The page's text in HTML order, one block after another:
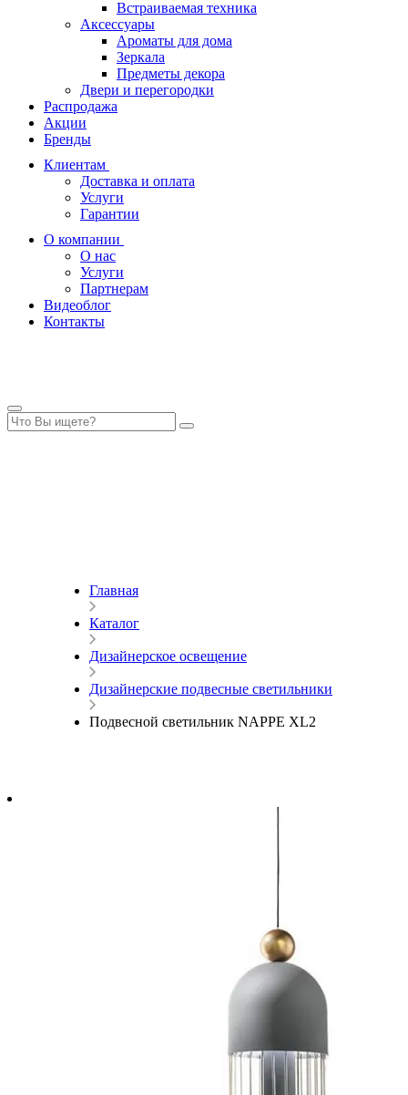
Встраиваемая техника
Аксессуары
Ароматы для дома
Зеркала
Предметы декора
Двери и перегородки
Распродажа
Акции
Бренды
Клиентам
Доставка и оплата
Услуги
Гарантии
О компании
О нас
Услуги
Партнерам
Видеоблог
Контакты
Главная
Каталог
Дизайнерское освещение
Дизайнерские подвесные светильники
Подвесной светильник NAPPE XL2